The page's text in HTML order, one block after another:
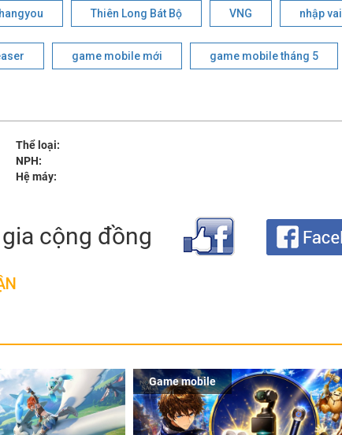
Thiên Long Bát Bộ VNG nhập vai
game mobile mới game mobile tháng 5
Thể loại:
NPH:
Hệ máy:
cộng đồng
Game mobile